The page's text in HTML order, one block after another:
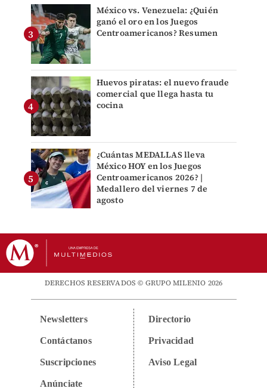
México vs. Venezuela: ¿Quién
ganó el oro en los Juegos
Centroamericanos? Resumen
Huevos piratas: el nuevo fraude
comercial que llega hasta tu
cocina
¿Cuántas MEDALLAS lleva
México HOY en los Juegos
Centroamericanos 2026? |
Medallero del viernes 7 de
agosto
DERECHOS RESERVADOS © GRUPO MILENIO 2026
Newsletters
Contáctanos
Suscripciones
Anúnciate
Directorio
Privacidad
Aviso Legal